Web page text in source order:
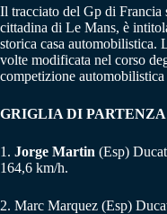
Il tracciato del Gp di Francia
cittadina di Le Mans, è
storica casa automobilistica.
volte modificata nel corso
competizione
GRIGLIA DI PARTENZA
1. Jorge Martin (Esp)
164,6 km/h.
2. Marc Marquez (Esp)